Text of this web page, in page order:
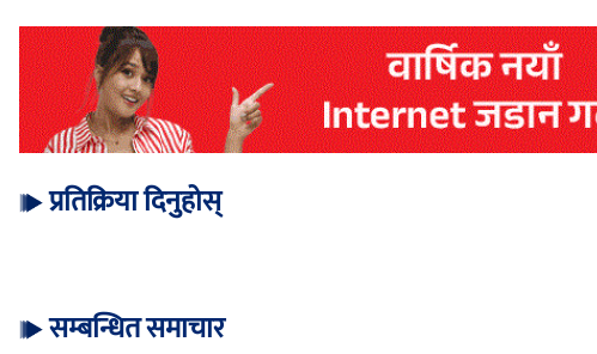
प्रतिक्रिया दिनुहोस्
सम्बन्धित समाचार